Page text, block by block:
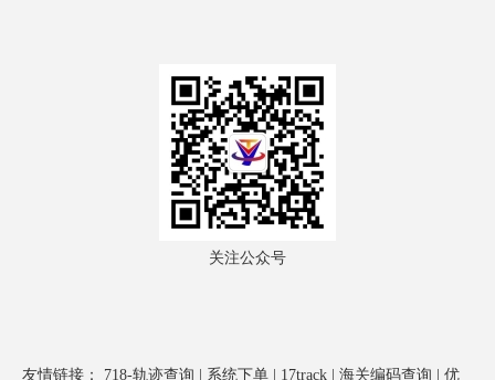
关注公众号
友情链接： 718-轨迹查询 | 系统下单 | 17track | 海关编码查询 | 优